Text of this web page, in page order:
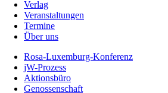
Verlag
Veranstaltungen
Termine
Über uns
Rosa-Luxemburg-Konferenz
jW-Prozess
Aktionsbüro
Genossenschaft